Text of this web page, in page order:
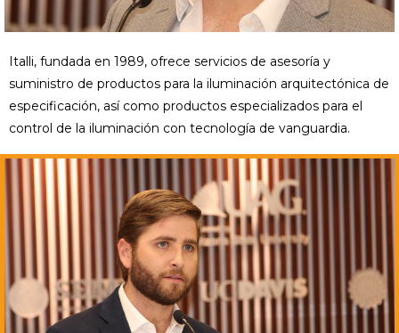
Italli, fundada en 1989, ofrece servicios de asesoría y
suministro de productos para la iluminación arquitectónica de
especificación, así como productos especializados para el
control de la iluminación con tecnología de vanguardia.